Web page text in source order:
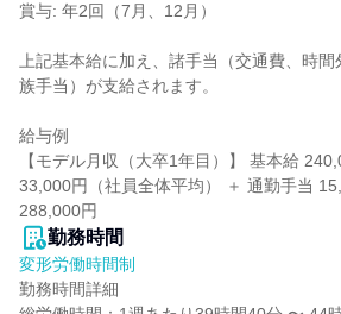
賞与: 年2回（7月、12月）
上記基本給に加え、諸手当（交通費、時
族手当）が支給されます。
給与例
【モデル月収（大卒1年目）】 基本給
33,000円（社員全体平均） ＋ 通勤手当
288,000円
勤務時間
変形労働時間制
勤務時間詳細